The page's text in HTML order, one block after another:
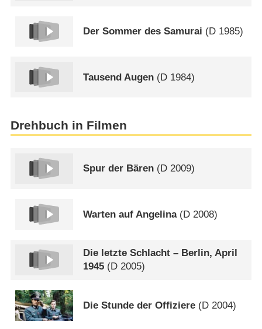
Der Sommer des Samurai (D 1985)
Tausend Augen (D 1984)
Drehbuch in Filmen
Spur der Bären (D 2009)
Warten auf Angelina(D 2008)
Die letzte Schlacht – Berlin, April
1945 (D 2005)
Die Stunde der Offiziere (D 2004)